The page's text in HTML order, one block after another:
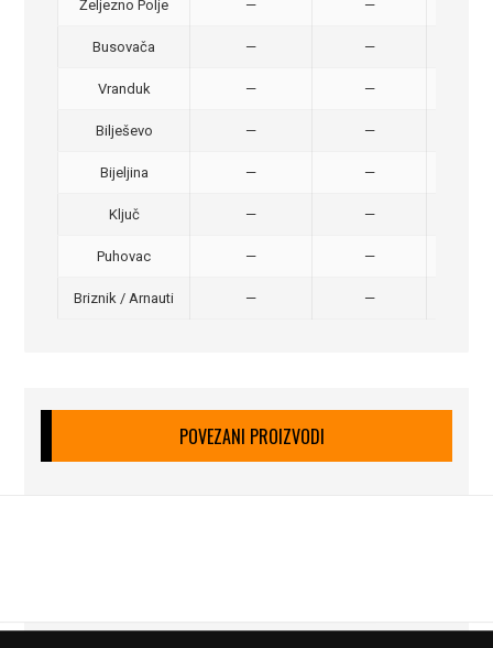
Željezno Polje — —
Busovača — —
Vranduk — —
Bilješevo — —
Bijeljina — —
Ključ — —
Puhovac — —
Briznik / Arnauti — —
POVEZANI PROIZVODI